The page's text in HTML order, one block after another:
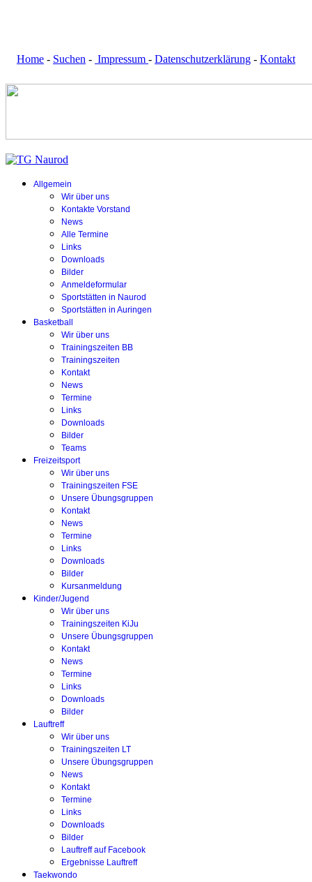
Home - Suchen - Impressum - Datenschutzerklärung - Kontakt
Allgemein
Wir über uns
Kontakte Vorstand
News
Alle Termine
Links
Downloads
Bilder
Anmeldeformular
Sportstätten in Naurod
Sportstätten in Auringen
Basketball
Wir über uns
Trainingszeiten BB
Trainingszeiten
Kontakt
News
Termine
Links
Downloads
Bilder
Teams
Freizeitsport
Wir über uns
Trainingszeiten FSE
Unsere Übungsgruppen
Kontakt
News
Termine
Links
Downloads
Bilder
Kursanmeldung
Kinder/Jugend
Wir über uns
Trainingszeiten KiJu
Unsere Übungsgruppen
Kontakt
News
Termine
Links
Downloads
Bilder
Lauftreff
Wir über uns
Trainingszeiten LT
Unsere Übungsgruppen
News
Kontakt
Termine
Links
Downloads
Bilder
Lauftreff auf Facebook
Ergebnisse Lauftreff
Taekwondo